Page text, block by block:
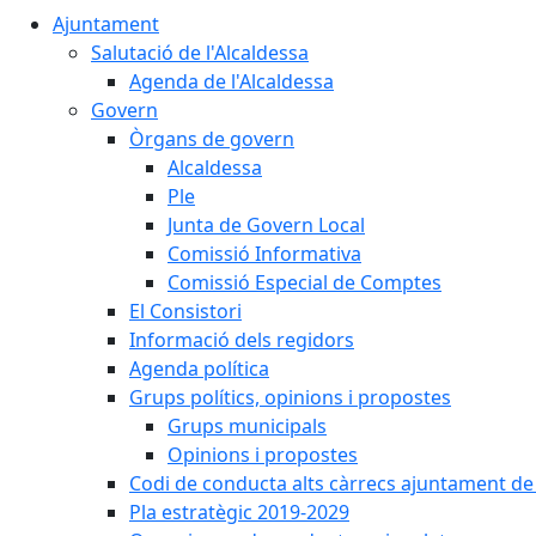
Ajuntament
Salutació de l'Alcaldessa
Agenda de l'Alcaldessa
Govern
Òrgans de govern
Alcaldessa
Ple
Junta de Govern Local
Comissió Informativa
Comissió Especial de Comptes
El Consistori
Informació dels regidors
Agenda política
Grups polítics, opinions i propostes
Grups municipals
Opinions i propostes
Codi de conducta alts càrrecs ajuntament
Pla estratègic 2019-2029